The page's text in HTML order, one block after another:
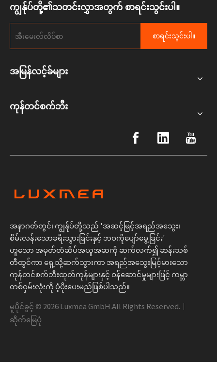
ကျွန်ုပ်တို့၏သတင်းလွှာအတွက် စာရင်းသွင်းပါ။
စာရင်းသွင်းပါ။
အမြန်လင့်ခ်များ
ကုန်တင်စက်ဘီး
အနာဂတ်တွင်၊ ကျွန်ုပ်တို့သည် 'အဆင့်မြင့်အရည်အသွေး၊
စိမ်းလန်းသောခရီးသွားခြင်းနှင့် ဘဝကိုပျော်မွေ့ခြင်း'
ဟူသော အမှတ်တံဆိပ်အယူအဆကို ဆက်လက်၍ ဆန်းသစ်
တီထွင်ကာ ရှေ့သို့ဆက်သွားကာ အရည်အသွေးမြင့်မားသော
ကုန်တင်စက်ဘီးထုတ်ကုန်များနှင့် ဝန်ဆောင်မှုများဖြင့် ကမ္ဘာ
တစ်ဝှမ်းလုံးကို ပံ့ပိုးပေးမည်ဖြစ်ပါသည်။
မူပိုင်ခွင့် © 2026Luxmea GmbH.All Rights Reserved.｜
ဆိုက်မြေပုံ